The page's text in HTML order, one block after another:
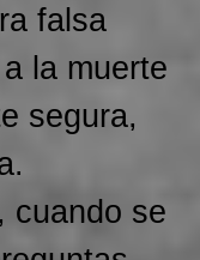
falsa
la muerte
segura,
cuando se